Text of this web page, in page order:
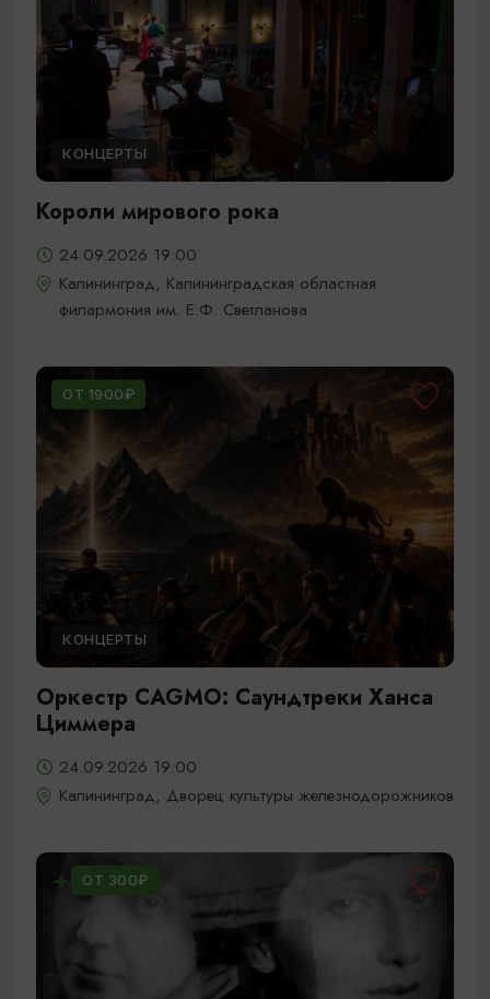
КОНЦЕРТЫ
Короли мирового рока
24.09.2026 19:00
Калининград, Калининградская областная
филармония им. Е.Ф. Светланова
ОТ 1900₽
КОНЦЕРТЫ
Оркестр CAGMO: Саундтреки Ханса
Циммера
24.09.2026 19:00
Калининград, Дворец культуры железнодорожников
ОТ 300₽